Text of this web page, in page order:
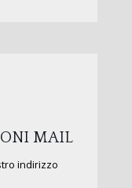
MAIL
indirizzo